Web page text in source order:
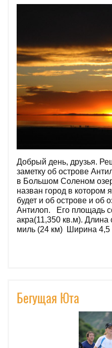
Добрый день, друзья.
заметку об острове
в Большом Соленом
назван город в котором
будет и об острове и об
Антилоп. Его площадь
акра(11,350 кв.м). Длина
миль (24 км) Ширина 4,5
Бегущая Юта